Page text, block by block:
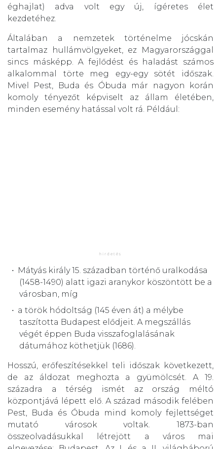
éghajlat) adva volt egy új, ígéretes élet
kezdetéhez.
Általában a nemzetek történelme jócskán
tartalmaz hullámvölgyeket, ez Magyarországgal
sincs másképp. A fejlődést és haladást számos
alkalommal törte meg egy-egy sötét időszak.
Mivel Pest, Buda és Óbuda már nagyon korán
komoly tényezőt képviselt az állam életében,
minden esemény hatással volt rá. Például:
Mátyás király 15. században történő uralkodása
(1458-1490) alatt igazi aranykor köszöntött be a
városban, míg
a török hódoltság (145 éven át) a mélybe
taszította Budapest elődjeit. A megszállás
végét éppen Buda visszafoglalásának
dátumához köthetjük (1686).
Hosszú, erőfeszítésekkel teli időszak következett,
de az áldozat meghozta a gyümölcsét. A 19.
századra a térség ismét az ország méltó
központjává lépett elő. A század második felében
Pest, Buda és Óbuda mind komoly fejlettséget
mutató városok voltak. 1873-ban
összeolvadásukkal létrejött a város mai